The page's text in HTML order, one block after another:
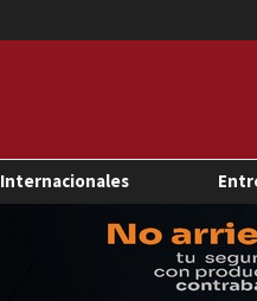
Internacionales